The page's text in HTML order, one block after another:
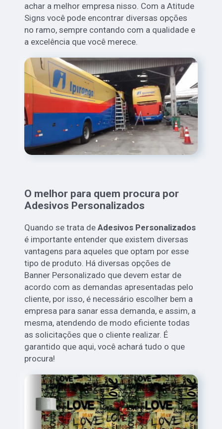
achar a melhor empresa nisso. Com a Atitude
Signs você pode encontrar diversas opções
no ramo, sempre contando com a qualidade e
a excelência que você merece.
O melhor para quem procura por
Adesivos Personalizados
Quando se trata deAdesivos Personalizados
é importante entender que existem diversas
vantagens para aqueles que optam por esse
tipo de produto. Há diversas opções de
Banner Personalizado que devem estar de
acordo com as demandas apresentadas pelo
cliente, por isso, é necessário escolher bem a
empresa para sanar essa demanda, e assim, a
mesma, atendendo de modo eficiente todas
as solicitações que o cliente realizar. É
garantido que aqui, você achará tudo o que
procura!